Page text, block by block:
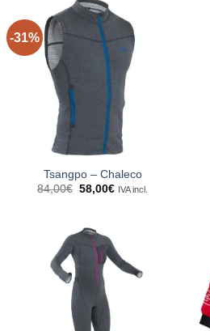
-31%
Tsangpo – Chaleco
84,00€ El
84,00€.
58,00€ElIVA incl.